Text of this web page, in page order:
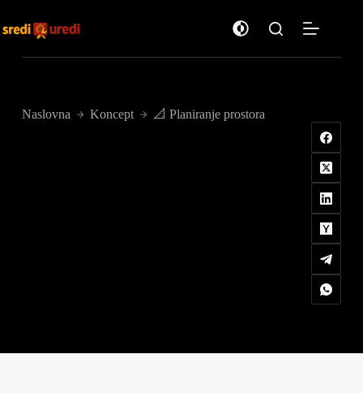
sadržaj
Naslovna Koncept 📐 Planiranje prostora